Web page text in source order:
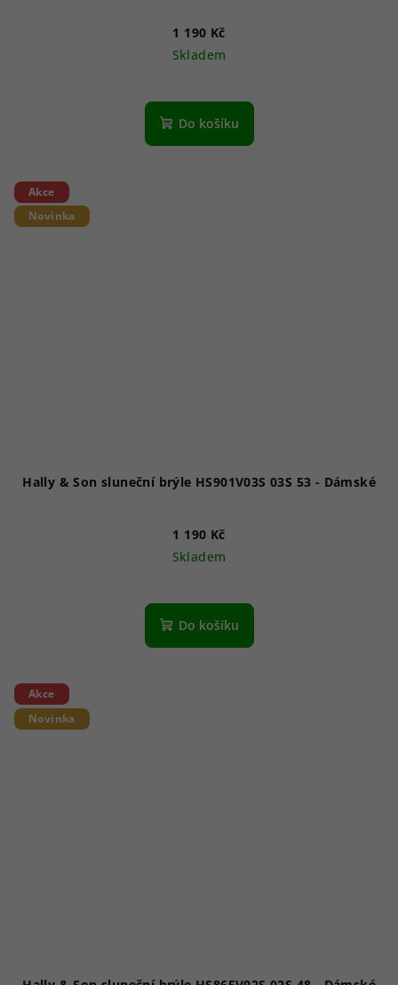
1 190 Kč
Skladem
Do košíku
Akce
Novinka
Hally & Son sluneční brýle HS901V03S 03S 53 - Dámské
1 190 Kč
Skladem
Do košíku
Akce
Novinka